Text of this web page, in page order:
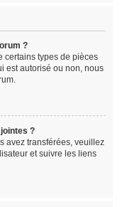
?
certains types de pièces
est autorisé ou non, nous
?
avez transférées, veuillez
et suivre les liens